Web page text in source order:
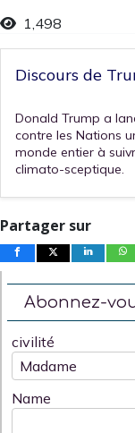
1,498
Discours de
Donald Trump a
contre les Nations
monde entier à
climato-sceptique.
Partager sur
Abonnez-
civilité
Name